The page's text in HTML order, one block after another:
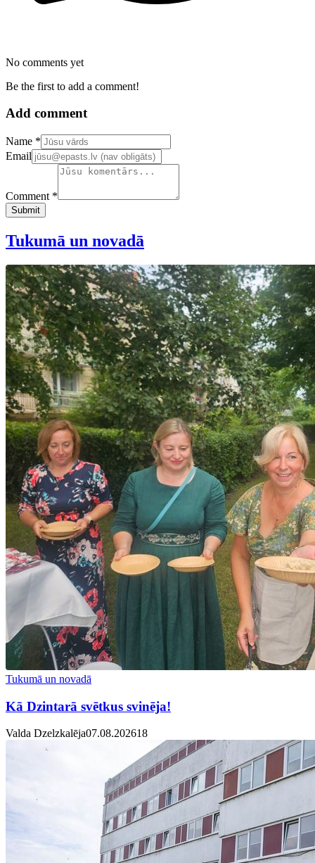
No comments yet
Be the first to add a comment!
Add comment
Confirm your email address
Name *
Email
Comment *
Submit
Tukumā un novadā
Tukumā un novadā
Kā Dzintarā svētkus svinēja!
Valda Dzelzkalēja07.08.202618